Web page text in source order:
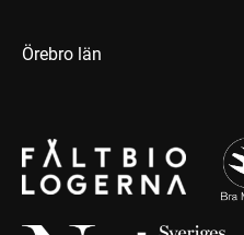
Örebro län